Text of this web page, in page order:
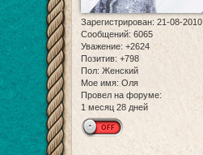
Зарегистрирован: 21-08-2010
Сообщений: 6065
Уважение: +2624
Позитив: +798
Пол: Женский
Мое имя: Оля
Провел на форуме:
1 месяц 28 дней